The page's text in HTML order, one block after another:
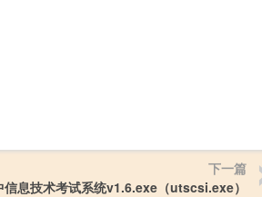
下一篇
信息技术考试系统v1.6.exe（utscsi.exe）